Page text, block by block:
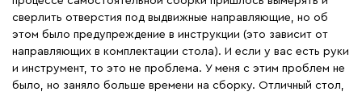
сверлить отверстия под выдвижные направляющие, но об
этом было предупреждение в инструкции (это зависит от
направляющих в комплектации стола). И если у вас есть руки
и инструмент, то это не проблема. У меня с этим проблем не
было, но заняло больше времени на сборку. Отличный стол,